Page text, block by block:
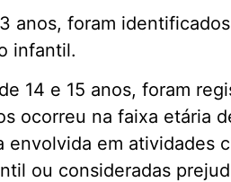
anos, foram
infantil.
14 e 15 anos, foram
ocorreu na faixa etária
envolvida em atividades
ou consideradas